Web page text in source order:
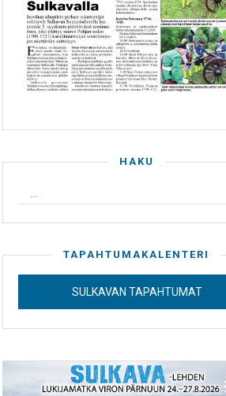
HAKU
TAPAHTUMAKALENTERI
SULKAVAN TAPAHTUMAT